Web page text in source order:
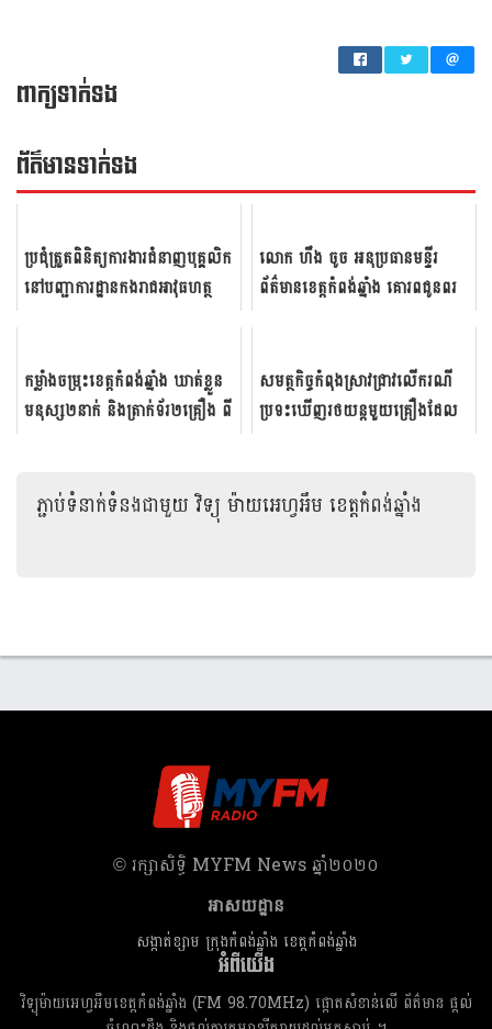
ពាក្យទាក់ទង
ព័ត៌មាន​ទាក់​ទង
ប្រជុំ​ត្រួតពិនិត្យ​ការងារ​ជំនាញ​បុគ្គ​លិក
នៅ​បញ្ជាការ​ដ្ឋាន​កង​រាជ​អាវុធ​ហត្ថ
លោក ហឹង ចូច អនុប្រធានមន្ទីរ
ព័ត៌មានខេត្តកំពង់ឆ្នាំង គោរពជូនពរ
កម្លាំង​ចម្រុះ​ខេត្ត​កំពង់​ឆ្នាំង​ ឃាត់​ខ្លួន​
មនុស្ស​២នាក់​ និង​ត្រាក់​ទ័រ​២គ្រឿង​ ពី​
សម​ត្ថកិច្ចកំពុង​ស្រាវ​ជ្រាវ​លើ​ករណី​
ប្រទះ​ឃើញ​រថយន្តមួយ​គ្រឿង​ដែល​
ភ្ជាប់ទំនាក់ទំនងជាមួយវិទ្យុ ម៉ាយអេហ្វអឹម ខេត្តកំពង់ឆ្នាំង
​© រក្សា​សិទ្ធិ​ MYFM News ឆ្នាំ​២០២០
អាសយដ្ឋាន
សង្កាត់ខ្សាម ក្រុងកំពង់ឆ្នាំង ខេត្តកំពង់ឆ្នាំង
អំពីយើង
វិទ្យុម៉ាយអេហ្វអឹមខេត្តកំពង់ឆ្នាំង (FM 98.70MHz) ផ្តោតសំខាន់លើ ព័ត៌មាន ផ្តល់